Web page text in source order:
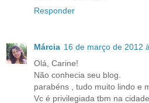
Responder
Márcia 16 de março de 2012
Olá, Carine!
Não conhecia seu blog.
parabéns , tudo muito lindo e
Vc é privilegiada tbm na